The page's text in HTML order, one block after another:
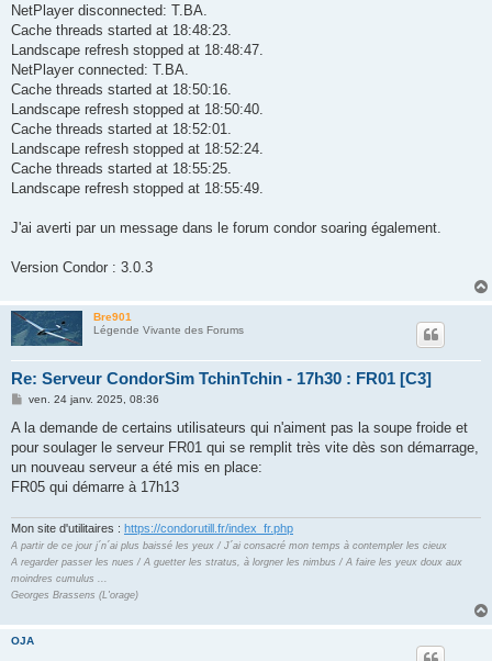
NetPlayer disconnected: T.BA.
Cache threads started at 18:48:23.
Landscape refresh stopped at 18:48:47.
NetPlayer connected: T.BA.
Cache threads started at 18:50:16.
Landscape refresh stopped at 18:50:40.
Cache threads started at 18:52:01.
Landscape refresh stopped at 18:52:24.
Cache threads started at 18:55:25.
Landscape refresh stopped at 18:55:49.
J'ai averti par un message dans le forum condor soaring également.
Version Condor : 3.0.3
Bre901
Légende Vivante des Forums
Re: Serveur CondorSim TchinTchin - 17h30 : FR01 [C3]
M
s
a
g
ven. 24 janv. 2025, 08:36
A la demande de certains utilisateurs qui n'aiment pas la soupe froide et
pour soulager le serveur FR01 qui se remplit très vite dès son démarrage,
un nouveau serveur a été mis en place:
FR05 qui démarre à 17h13
Mon site d'utilitaires : https://condorutill.fr/index_fr.php
A partir de ce jour j´n´ai plus baissé les yeux / J´ai consacré mon temps à contempler les cieux
A regarder passer les nues / A guetter les stratus, à lorgner les nimbus / A faire les yeux doux aux
moindres cumulus ...
Georges Brassens (L'orage)
OJA